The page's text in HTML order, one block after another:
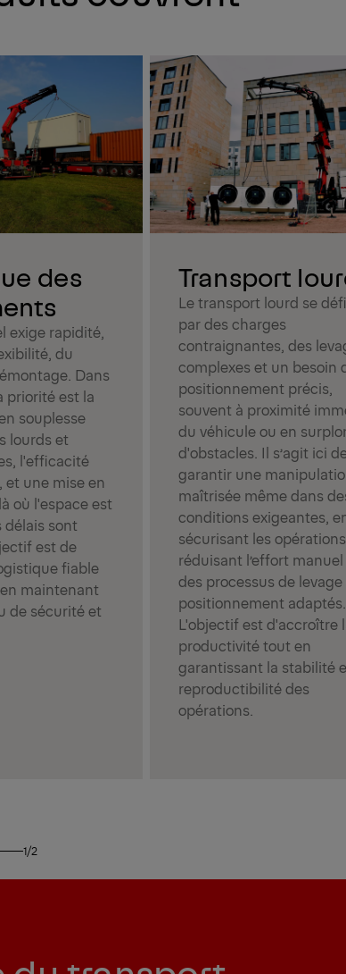
des
exige rapidité,
du
Dans
priorité est la
souplesse
lourds et
l'efficacité
une mise en
où l'espace est
délais sont
est de
fiable
maintenant
de sécurité et
Transport
Le transport lourd se
par des charges
contraignantes, des
complexes et un besoin
positionnement précis,
souvent à proximité
du véhicule ou en
d'obstacles. Il s’agit ici
garantir une
maîtrisée même dans
conditions exigeantes,
sécurisant les
réduisant l’effort manuel
des processus de
positionnement adaptés.
L'objectif est d'accroître
productivité tout en
garantissant la stabilité
reproductibilité des
opérations.
1/2